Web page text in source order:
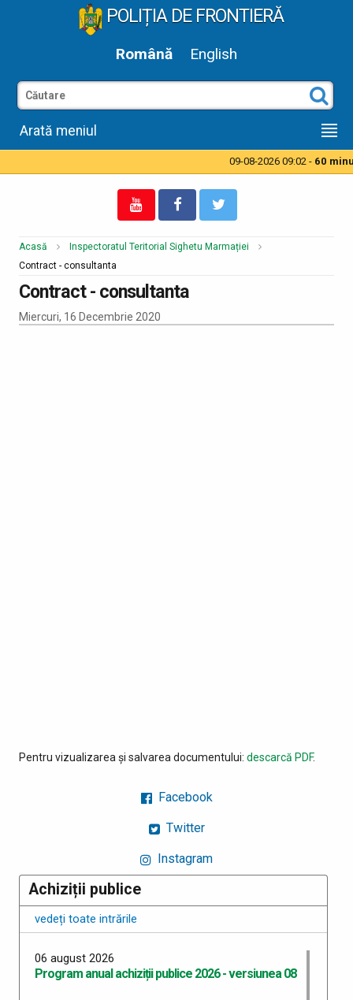
POLIȚIA DE FRONTIERĂ
Română English
Arată meniul
09-08-2026 09:02 -60
Acasă
Inspectoratul Teritorial Sighetu Marmației
Contract - consultanta
Contract - consultanta
Miercuri, 16 Decembrie 2020
Pentru vizualizarea și salvarea documentului: descarcă PDF.
Facebook
Twitter
Instagram
Achiziții publice
vedeți toate intrările
06 august 2026
Program anual achiziții publice 2026 - versiunea 08